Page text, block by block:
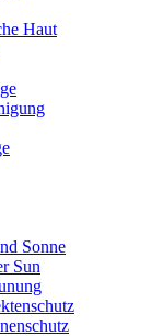
Haut
Sonne
Sun